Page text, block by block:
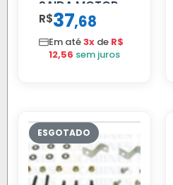
SAIDA MOTOR
VW TITAN
R$37,68
Em até3x de R$
12,56 sem juros